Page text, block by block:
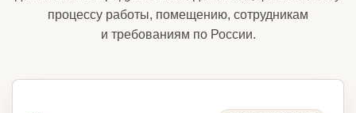
процессу работы, помещению, сотрудникам
и требованиям по России.